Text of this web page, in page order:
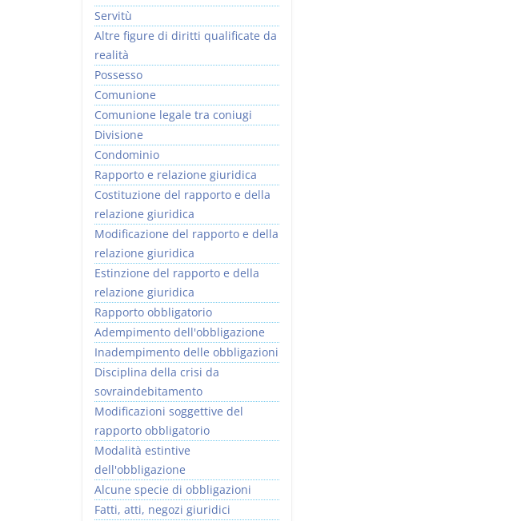
Servitù
Altre figure di diritti qualificate da
realità
Possesso
Comunione
Comunione legale tra coniugi
Divisione
Condominio
Rapporto e relazione giuridica
Costituzione del rapporto e della
relazione giuridica
Modificazione del rapporto e della
relazione giuridica
Estinzione del rapporto e della
relazione giuridica
Rapporto obbligatorio
Adempimento dell'obbligazione
Inadempimento delle obbligazioni
Disciplina della crisi da
sovraindebitamento
Modificazioni soggettive del
rapporto obbligatorio
Modalità estintive
dell'obbligazione
Alcune specie di obbligazioni
Fatti, atti, negozi giuridici